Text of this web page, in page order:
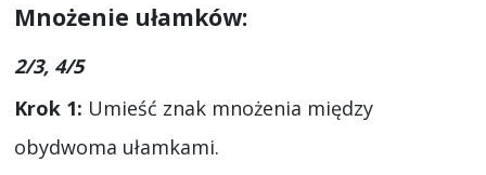
Mnożenie ułamków:
2/3, 4/5
Krok 1: Umieść znak mnożenia między
obydwoma ułamkami.